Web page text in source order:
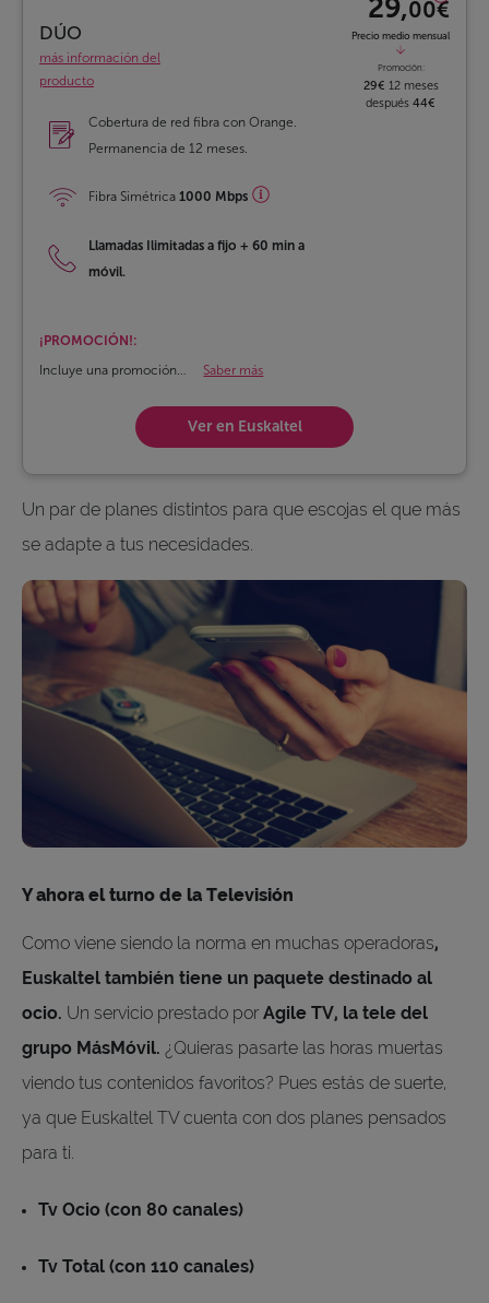
DÚO
más información del
producto
29,00€
Precio medio mensual
Promoción:
29€ 12 meses
después 44€
Ver en Euskaltel
Cobertura de red fibra con Orange.
Permanencia de 12 meses.
Fibra Simétrica 1000 Mbps
Llamadas Ilimitadas a fijo + 60 min a
móvil.
¡PROMOCIÓN!:
Incluye una promoción
Saber más
Un par de planes distintos para que escojas el que más
se adapte a tus necesidades.
Y ahora el turno de la Televisión
Como viene siendo la norma en muchas operadoras,
Euskaltel también tiene un paquete destinado al
ocio. Un servicio prestado por Agile TV, la tele del
grupo MásMóvil. ¿Quieras pasarte las horas muertas
viendo tus contenidos favoritos? Pues estás de suerte,
ya que Euskaltel TV cuenta con dos planes pensados
para ti.
Tv Ocio (con 80 canales)
Tv Total (con 110 canales)